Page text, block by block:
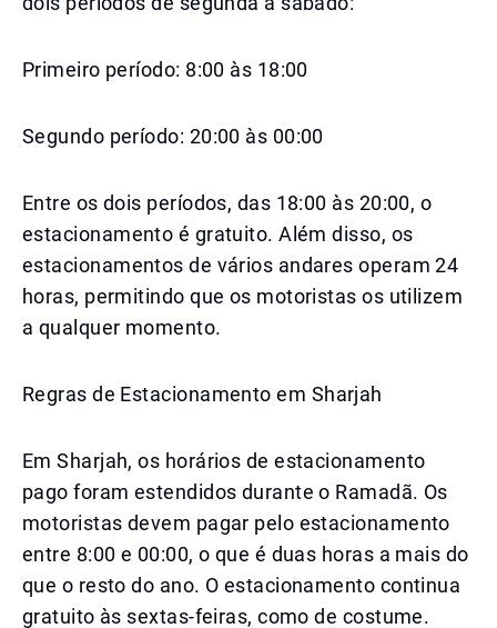
Primeiro período: 8:00 às 18:00
Segundo período: 20:00 às 00:00
Entre os dois períodos, das 18:00 às 20:00, o
estacionamento é gratuito. Além disso, os
estacionamentos de vários andares operam 24
horas, permitindo que os motoristas os utilizem
a qualquer momento.
Regras de Estacionamento em Sharjah
Em Sharjah, os horários de estacionamento
pago foram estendidos durante o Ramadã. Os
motoristas devem pagar pelo estacionamento
entre 8:00 e 00:00, o que é duas horas a mais do
que o resto do ano. O estacionamento continua
gratuito às sextas-feiras, como de costume.